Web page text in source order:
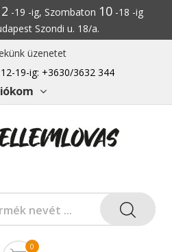
-19 -ig, Szombaton 10-18 -ig
Szondi u. 18/a.
üzenetet
19-ig: +3630/3632 344
0